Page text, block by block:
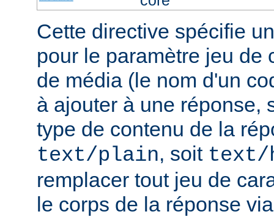
Cette directive spécifie
pour le paramètre jeu de
de média (le nom d'un
à ajouter à une réponse,
type de contenu de la
text/plain, soit text/
remplacer tout jeu de
le corps de la réponse